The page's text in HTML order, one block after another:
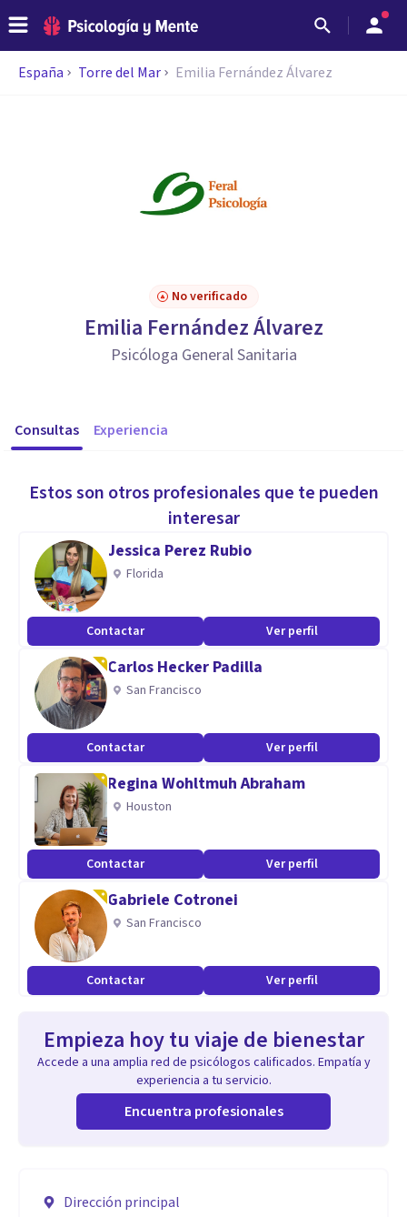
España Torre del Mar Emilia Fernández Álvarez
No verificado
Emilia Fernández Álvarez
Psicóloga General Sanitaria
Consultas Experiencia
Estos son otros profesionales que te pueden
interesar
Jessica Perez Rubio
Florida
Contactar Ver perfil
Carlos Hecker Padilla
San Francisco
Contactar Ver perfil
Regina Wohltmuh Abraham
Houston
Contactar Ver perfil
Gabriele Cotronei
San Francisco
Contactar Ver perfil
Empieza hoy tu viaje de bienestar
Accede a una amplia red de psicólogos calificados. Empatía y
experiencia a tu servicio.
Encuentra profesionales
Dirección principal